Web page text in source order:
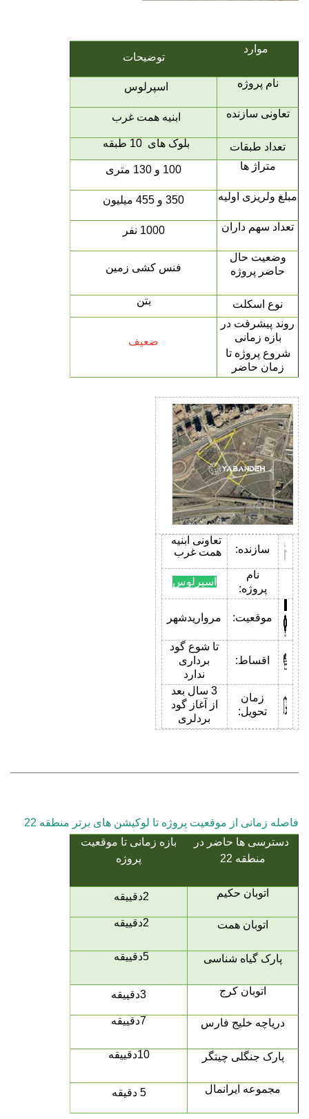
موارد
توضیحات
نام پروژه اسپرلوس
تعاونی سازنده ابنیه همت غرب
تعداد طبقات
بلوک های 10 طبقه
متراژ ها
100 و 130 متری
مبلغ ولریزی اولیه 350 و 455 میلیون
تعداد سهم داران 1000 نفر
وضعیت حال
حاضر پروژه
فنس کشی زمین
نوع اسکلت
بتن
روند پیشرفت در
بازه زمانی
شروع پروژه تا
زمان حاضر
ضعیف
سازنده:
تعاونی ابنیه
همت غرب
نام
پروژه:
اسپرلوس
موقعیت: مرواریدشهر
اقساط:
تا شوع گود
برداری
ندارد
زمان
تحویل:
3 سال بعد
از آغاز گود
بردلری
فاصله زمانی از موقعیت پروژه تا لوکیشن های برتر منطقه 22
دسترسی ها حاضر در
منطقه 22
بازه زمانی تا موقعیت
پروژه
اتوبان حکیم 2دقییقه
اتوبان همت 2دقییقه
پارک گیاه شناسی 5دقییقه
اتوبان کرج 3دقییقه
دریاچه خلیج فارس 7دقییقه
پارک جنگلی چیتگر 10دقییقه
مجموعه ایرانمال 5 دقیقه